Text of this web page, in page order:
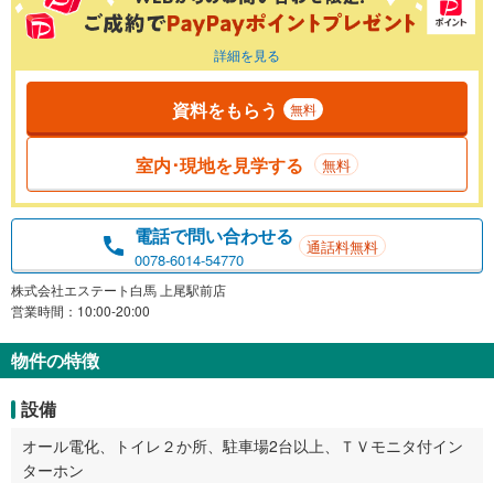
詳細を見る
資料をもらう 無料
室内･現地を見学する 無料
電話で問い合わせる
0078-6014-54770
通話料無料
株式会社エステート白馬 上尾駅前店
営業時間：10:00-20:00
物件の特徴
設備
オール電化、トイレ２か所、駐車場2台以上、ＴＶモニタ付イン
ターホン